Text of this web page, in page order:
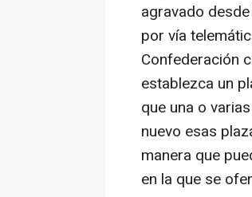
agravado
por vía
Confederación
establezca un
que una o
nuevo esas
manera que
en la que se